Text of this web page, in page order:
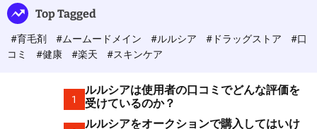
e
h
o
o
h
Top Tagged
#育毛剤 #ムームードメイン #ルルシア #ドラッグストア
#口
コミ
#健康 #楽天 #スキンケア
1
ルルシアは使用者の口コミでどんな評価を
受けているのか？
ルルシアをオークションで購入してはいけ